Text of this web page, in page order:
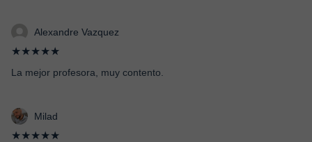
Alexandre Vazquez
★★★★★
La mejor profesora, muy contento.
Milad
★★★★★